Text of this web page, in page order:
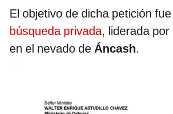
El objetivo de dicha petición fue
búsqueda privada, liderada
en el nevado de Áncash.